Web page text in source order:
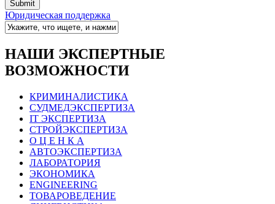
Юридическая поддержка
НАШИ ЭКСПЕРТНЫЕ
ВОЗМОЖНОСТИ
КРИМИНАЛИСТИКА
СУДМЕДЭКСПЕРТИЗА
IT ЭКСПЕРТИЗА
СТРОЙЭКСПЕРТИЗА
О Ц Е Н К А
АВТОЭКСПЕРТИЗА
ЛАБОРАТОРИЯ
ЭКОНОМИКА
ENGINEERING
ТОВАРОВЕДЕНИЕ